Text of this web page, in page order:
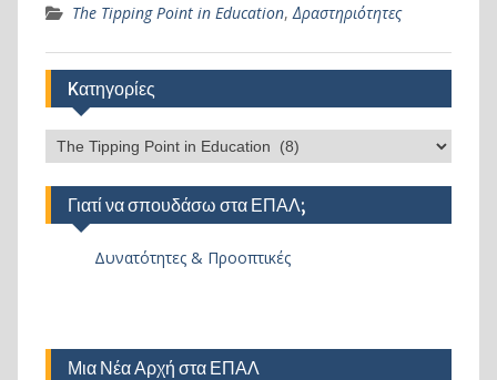
The Tipping Point in Education, Δραστηριότητες
Kατηγορίες
Kατηγορίες
Γιατί να σπουδάσω στα ΕΠΑΛ;
Δυνατότητες & Προοπτικές
Μια Νέα Αρχή στα ΕΠΑΛ